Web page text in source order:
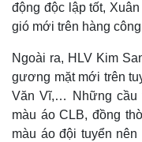
động độc lập tốt,
gió mới trên hàng
Ngoài ra, HLV Kim
gương mặt mới trên
Văn Vĩ,… Những cầu
màu áo CLB, đồng
màu áo đội tuyển